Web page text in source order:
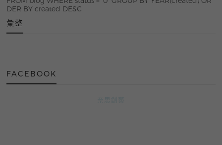
DER BY created DESC
彙整
FACEBOOK